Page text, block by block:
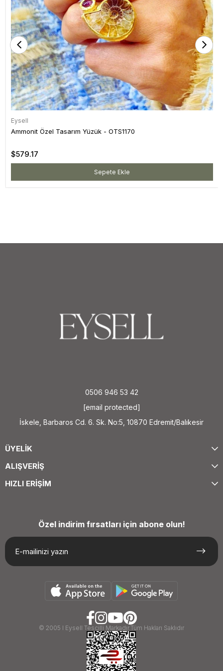
Eysell
Ammonit Özel Tasarım Yüzük - OTS1170
$579.17
Sepete Ekle
0506 946 53 42
[email protected]
İskele, Barbaros Cd. 6. Sk. No:5, 10870 Edremit/Balıkesir
ÜYELİK
ALIŞVERİŞ
HIZLI ERİŞİM
Özel indirim fırsatları için abone olun!
© 2005 I Eysell Tescilli Markadır.Tüm Hakları Saklıdır